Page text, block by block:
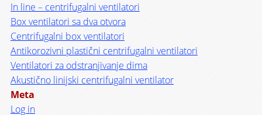
In line – centrifugalni ventilatori
Box ventilatori sa dva otvora
Centrifugalni box ventilatori
Antikorozivni plastični centrifugalni ventilatori
Ventilatori za odstranjivanje dima
Akustično linijski centrifugalni ventilator
Meta
Log in